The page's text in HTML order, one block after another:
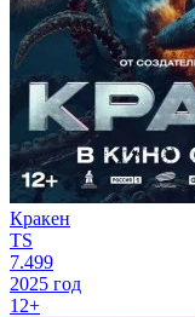
Кракен
TS
7.499
2025 год
12+